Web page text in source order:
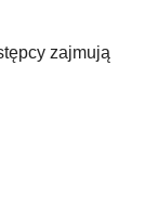
zajmują